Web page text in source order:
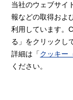
当社のウェブサイ
報などの取得およ
利⽤しています。
る」をクリックし
詳細は「クッキー
ください。
〒489-0895 愛
TEL 0561-21-
個人情報保護方
Copyright ©